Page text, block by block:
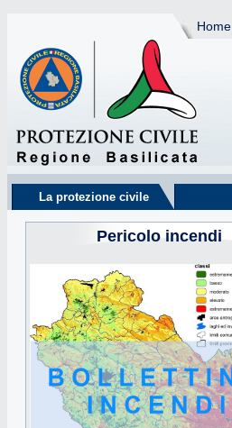
Home
La protezione civile
Pericolo incendi